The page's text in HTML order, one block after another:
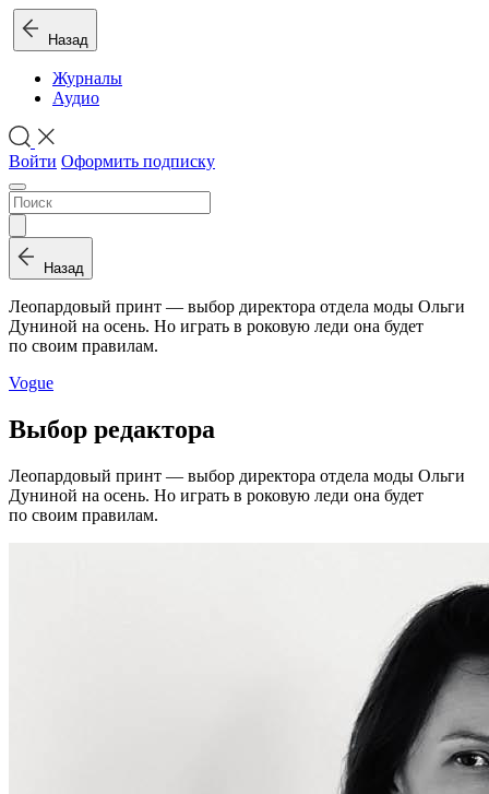
Назад
Журналы
Аудио
Войти Оформить подписку
Назад
Леопардовый принт — выбор директора отдела моды Ольги
Дуниной на осень. Но играть в роковую леди она будет
по своим правилам.
Vogue
Выбор редактора
Леопардовый принт — выбор директора отдела моды Ольги
Дуниной на осень. Но играть в роковую леди она будет
по своим правилам.